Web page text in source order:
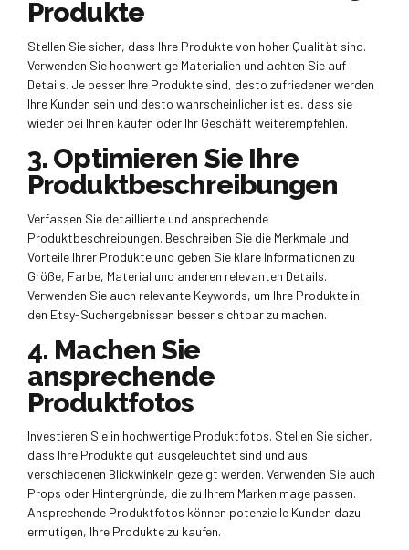
Produkte
Stellen Sie sicher, dass Ihre Produkte von hoher Qualität sind.
Verwenden Sie hochwertige Materialien und achten Sie auf
Details. Je besser Ihre Produkte sind, desto zufriedener werden
Ihre Kunden sein und desto wahrscheinlicher ist es, dass sie
wieder bei Ihnen kaufen oder Ihr Geschäft weiterempfehlen.
3. Optimieren Sie Ihre
Produktbeschreibungen
Verfassen Sie detaillierte und ansprechende
Produktbeschreibungen. Beschreiben Sie die Merkmale und
Vorteile Ihrer Produkte und geben Sie klare Informationen zu
Größe, Farbe, Material und anderen relevanten Details.
Verwenden Sie auch relevante Keywords, um Ihre Produkte in
den Etsy-Suchergebnissen besser sichtbar zu machen.
4. Machen Sie
ansprechende
Produktfotos
Investieren Sie in hochwertige Produktfotos. Stellen Sie sicher,
dass Ihre Produkte gut ausgeleuchtet sind und aus
verschiedenen Blickwinkeln gezeigt werden. Verwenden Sie auch
Props oder Hintergründe, die zu Ihrem Markenimage passen.
Ansprechende Produktfotos können potenzielle Kunden dazu
ermutigen, Ihre Produkte zu kaufen.